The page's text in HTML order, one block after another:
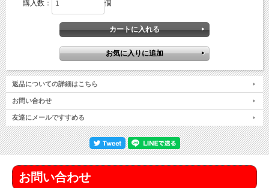
購入数： 個
返品についての詳細はこちら
お問い合わせ
友達にメールですすめる
お問い合わせ